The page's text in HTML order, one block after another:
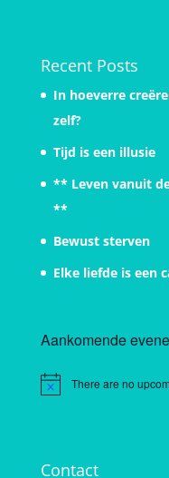
Recent Posts
In hoeverre
zelf?
Tijd is een illusie
** Leven vanuit
**
Bewust sterven
Elke liefde is een
Aankomende
Notice There are no
Contact